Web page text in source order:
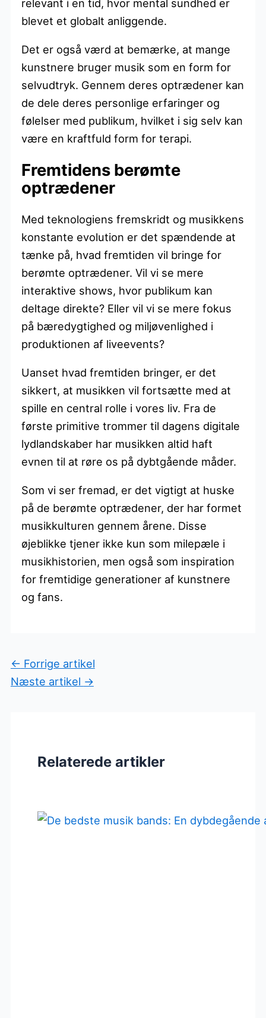
relevant i en tid, hvor mental sundhed er
blevet et globalt anliggende.
Det er også værd at bemærke, at mange
kunstnere bruger musik som en form for
selvudtryk. Gennem deres optrædener kan
de dele deres personlige erfaringer og
følelser med publikum, hvilket i sig selv kan
være en kraftfuld form for terapi.
Fremtidens berømte
optrædener
Med teknologiens fremskridt og musikkens
konstante evolution er det spændende at
tænke på, hvad fremtiden vil bringe for
berømte optrædener. Vil vi se mere
interaktive shows, hvor publikum kan
deltage direkte? Eller vil vi se mere fokus
på bæredygtighed og miljøvenlighed i
produktionen af liveevents?
Uanset hvad fremtiden bringer, er det
sikkert, at musikken vil fortsætte med at
spille en central rolle i vores liv. Fra de
første primitive trommer til dagens digitale
lydlandskaber har musikken altid haft
evnen til at røre os på dybtgående måder.
Som vi ser fremad, er det vigtigt at huske
på de berømte optrædener, der har formet
musikkulturen gennem årene. Disse
øjeblikke tjener ikke kun som milepæle i
musikhistorien, men også som inspiration
for fremtidige generationer af kunstnere
og fans.
← Forrige artikel
Næste artikel →
Relaterede artikler